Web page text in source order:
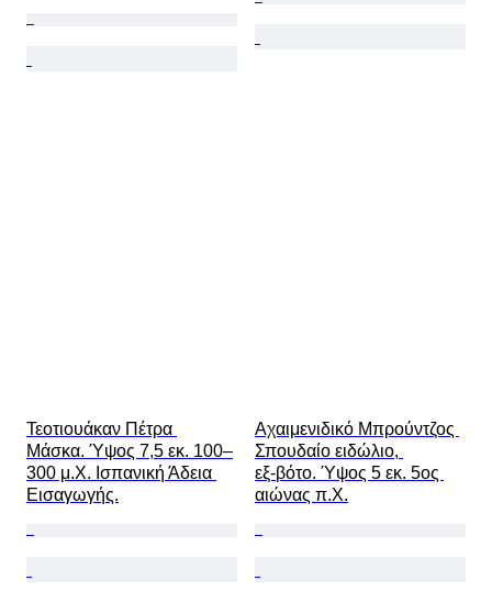
Τεοτιουάκαν Πέτρα
Μάσκα. Ύψος 7,5 εκ. 100–
300 μ.Χ. Ισπανική Άδεια
Εισαγωγής.
Αχαιμενιδικό Μπρούντζος
Σπουδαίο ειδώλιο,
εξ‑βότο. Ύψος 5 εκ. 5ος
αιώνας π.Χ.